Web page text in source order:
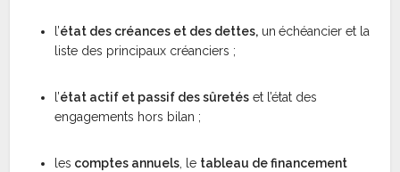
l’état des créances et des dettes, un échéancier et la
liste des principaux créanciers ;
l’état actif et passif des sûretés et l’état des
engagements hors bilan ;
les comptes annuels, le tableau de financement